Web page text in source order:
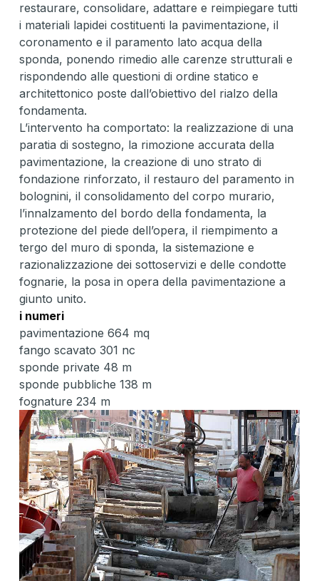
restaurare, consolidare, adattare e reimpiegare tutti
i materiali lapidei costituenti la pavimentazione, il
coronamento e il paramento lato acqua della
sponda, ponendo rimedio alle carenze strutturali e
rispondendo alle questioni di ordine statico e
architettonico poste dall’obiettivo del rialzo della
fondamenta.
L’intervento ha comportato: la realizzazione di una
paratia di sostegno, la rimozione accurata della
pavimentazione, la creazione di uno strato di
fondazione rinforzato, il restauro del paramento in
bolognini, il consolidamento del corpo murario,
l’innalzamento del bordo della fondamenta, la
protezione del piede dell’opera, il riempimento a
tergo del muro di sponda, la sistemazione e
razionalizzazione dei sottoservizi e delle condotte
fognarie, la posa in opera della pavimentazione a
giunto unito.
i numeri
pavimentazione 664 mq
fango scavato 301 nc
sponde private 48 m
sponde pubbliche 138 m
fognature 234 m